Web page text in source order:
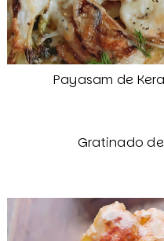
Payasam de
Gratinado